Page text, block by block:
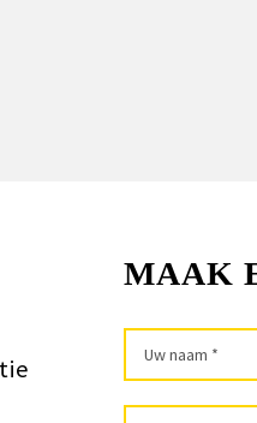
MAAK